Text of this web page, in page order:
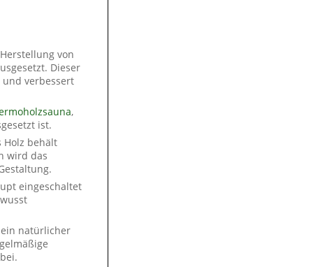
von
Dieser
und verbessert
,
ist.
Holz behält
wird das
eingeschaltet
natürlicher